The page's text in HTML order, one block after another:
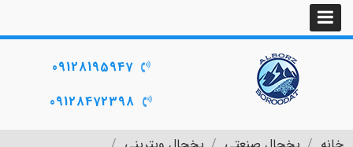
09128195947
09128472398